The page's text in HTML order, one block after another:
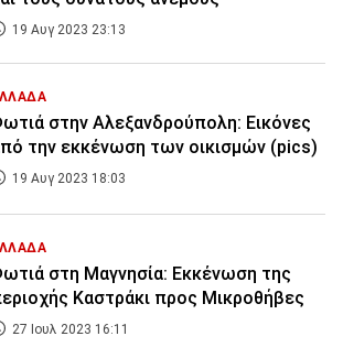
19 Αυγ 2023 23:13
στην Αλεξανδρούπολη: Εικόνες
την εκκένωση των οικισμών (pics)
19 Αυγ 2023 18:03
στη Μαγνησία: Εκκένωση της
Καστράκι προς Μικροθήβες
27 Ιουλ 2023 16:11